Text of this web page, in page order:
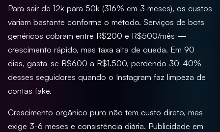
Para sair de 12k para 50k (316% em 3 meses), os custos
variam bastante conforme o método. Serviços de bots
genéricos cobram entre R$200 e R$500/mês —
crescimento rápido, mas taxa alta de queda. Em 90
dias, gasta-se R$600 a R$1.500, perdendo 30-40%
desses seguidores quando o Instagram faz limpeza de
contas fake.
Crescimento orgânico puro não tem custo direto, mas
exige 3-6 meses e consistência diária. Publicidade em